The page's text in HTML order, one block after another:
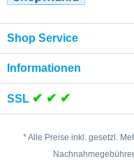
Shop Service
Informationen
SSL ✔ ✔ ✔
* Alle Preise inkl. gesetzl.